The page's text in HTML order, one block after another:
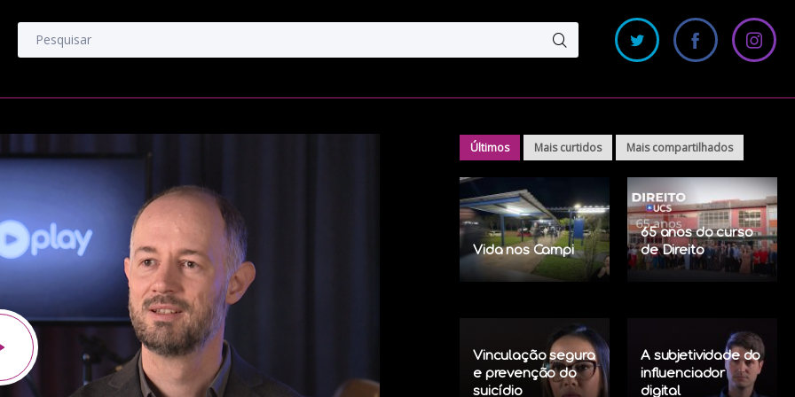
Últimos Mais curtidos Mais compartilhados
Vida nos Campi
65 anos do curso
de Direito
Vinculação segura
e prevenção do
suicídio
A subjetividade do
influenciador
digital